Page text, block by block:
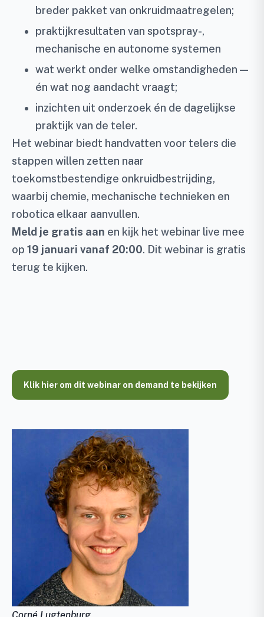
breder pakket van onkruidmaatregelen;
praktijkresultaten van spotspray-,
mechanische en autonome systemen
wat werkt onder welke omstandigheden —
én wat nog aandacht vraagt;
inzichten uit onderzoek én de dagelijkse
praktijk van de teler.
Het webinar biedt handvatten voor telers die
stappen willen zetten naar
toekomstbestendige onkruidbestrijding,
waarbij chemie, mechanische technieken en
robotica elkaar aanvullen.
Meld je gratis aan en kijk het webinar live mee
op 19 januari vanaf 20:00. Dit webinar is gratis
terug te kijken.
Klik hier om dit webinar on demand te bekijken